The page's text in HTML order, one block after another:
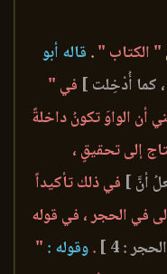
" الكتاب ". قاله أبو
كما أُدْخِلت ] في "
أن الواوَ تكونُ داخلةً
إلى تحقيقٍ ،
أنَّ ] في ذلك تأكيداً
في الحجر ، في قوله
: 4 ]
.وقوله : "